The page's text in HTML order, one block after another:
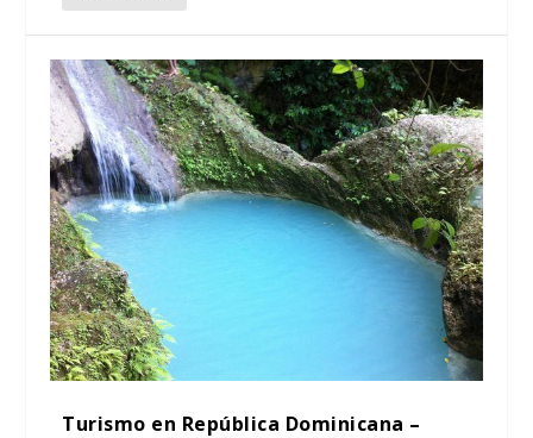
Turismo en República Dominicana –